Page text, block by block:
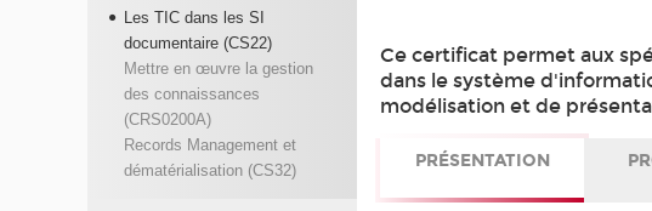
Ce certificat permet aux
dans le système
modélisation et de
PRÉSENTATION
Les TIC dans les SI
documentaire (CS22)
Mettre en œuvre la gestion
des connaissances
(CRS0200A)
Records Management et
dématérialisation (CS32)